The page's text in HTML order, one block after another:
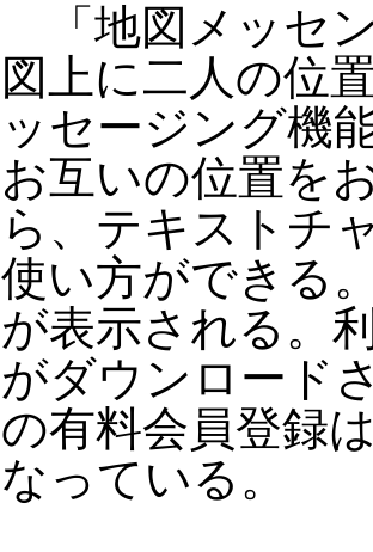
「地図メッセ
図上に二人の位
ッセージング機
お互いの位置を
ら、テキストチ
使い方ができる
が表示される。
がダウンロード
の有料会員登録
なっている。